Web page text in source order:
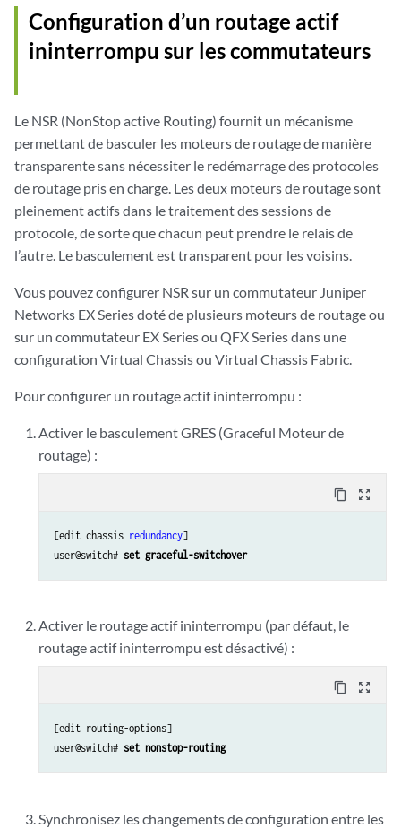
Configuration d’un routage actif
ininterrompu sur les commutateurs
Le NSR (NonStop active Routing) fournit un mécanisme
permettant de basculer les moteurs de routage de manière
transparente sans nécessiter le redémarrage des protocoles
de routage pris en charge. Les deux moteurs de routage sont
pleinement actifs dans le traitement des sessions de
protocole, de sorte que chacun peut prendre le relais de
l’autre. Le basculement est transparent pour les voisins.
Vous pouvez configurer NSR sur un commutateur Juniper
Networks EX Series doté de plusieurs moteurs de routage ou
sur un commutateur EX Series ou QFX Series dans une
configuration Virtual Chassis ou Virtual Chassis Fabric.
Pour configurer un routage actif ininterrompu :
Activer le basculement GRES (Graceful Moteur de
routage) :
content_copy zoom_out_map
[edit chassis redundancy]
user@switch# set graceful-switchover
Activer le routage actif ininterrompu (par défaut, le
routage actif ininterrompu est désactivé) :
content_copy zoom_out_map
[edit routing-options]
user@switch# set nonstop-routing
Synchronisez les changements de configuration entre les